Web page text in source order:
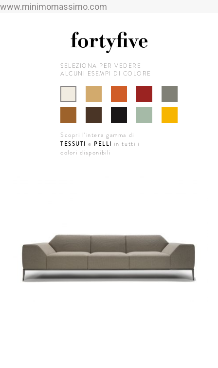
www.minimomassimo.com
fortyfive
SELEZIONA PER VEDERE
ALCUNI ESEMPI DI COLORE
Scopri l'intera gamma di
TESSUTI e PELLI in tutti i
colori disponibili